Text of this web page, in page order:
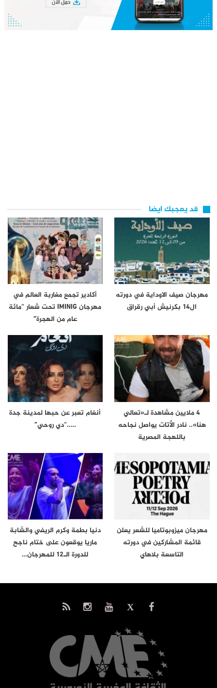
قد يعجبك ايضا
مهرجان صيف الاوداية في دورته
ال14 بكرنيش أبي رقراق
أكادير تجمع مغاربة العالم في
مهرجان IMINIG تحت شعار “مائة
عام من الهجرة”
4 ملايين مشاهدة لـ«تعالي
هنا».. نادر الأتات يواصل نجاحه
باللهجة المصرية
أنغام تعبر عن حبها لمدينة جدة
…..“دي روحي”
مهرجان ميزوبوتاميا للشعر يعلن
قائمة المشاركين في دورته
التاسعة بلاهاي
دنيا بطمة وكرم الريفي والشابة
ماريا يوقعون على ختام ناجح
للدورة الـ12 للمهرجان…